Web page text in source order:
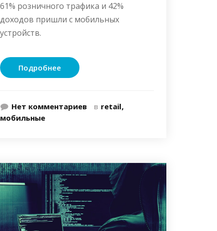
61% розничного трафика и 42%
доходов пришли с мобильных
устройств.
Подробнее
Нет комментариев в retail
мобильные